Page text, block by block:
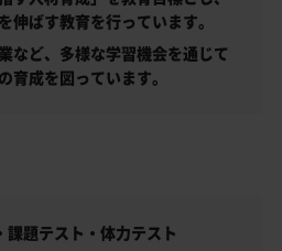
伸ばす教育を行っています。
など、多様な学習機会を通じて
育成を図っています。
題テスト・体力テスト